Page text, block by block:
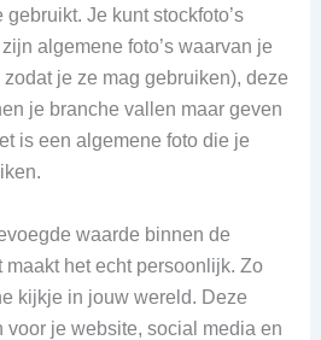
gebruikt. Je kunt stockfoto’s
algemene foto’s waarvan je
je ze mag gebruiken), deze
je branche vallen maar geven
is een algemene foto die je
waarde binnen de
het echt persoonlijk. Zo
kijkje in jouw wereld. Deze
voor je website, social media en